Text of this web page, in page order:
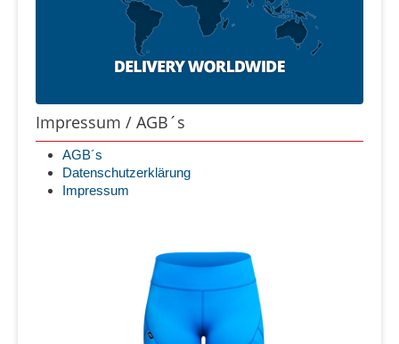
Impressum / AGB´s
AGB´s
Datenschutzerklärung
Impressum